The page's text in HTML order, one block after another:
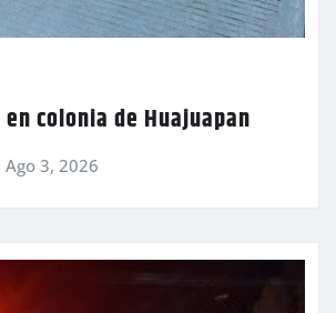
en colonia de Huajuapan
Ago 3, 2026